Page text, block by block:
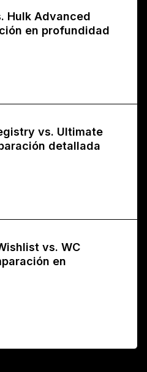
Hulk Advanced
en profundidad
vs. Ultimate
detallada
vs. WC
en